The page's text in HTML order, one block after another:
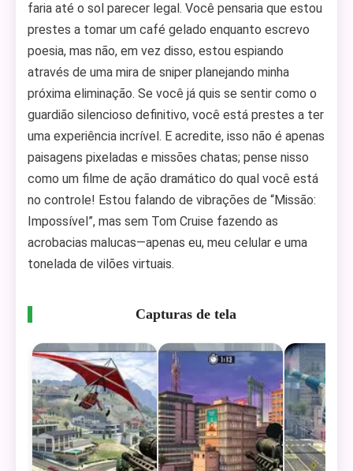
faria até o sol parecer legal. Você pensaria que estou
prestes a tomar um café gelado enquanto escrevo
poesia, mas não, em vez disso, estou espiando
através de uma mira de sniper planejando minha
próxima eliminação. Se você já quis se sentir como o
guardião silencioso definitivo, você está prestes a ter
uma experiência incrível. E acredite, isso não é apenas
paisagens pixeladas e missões chatas; pense nisso
como um filme de ação dramático do qual você está
no controle! Estou falando de vibrações de “Missão:
Impossível”, mas sem Tom Cruise fazendo as
acrobacias malucas—apenas eu, meu celular e uma
tonelada de vilões virtuais.
Capturas de tela